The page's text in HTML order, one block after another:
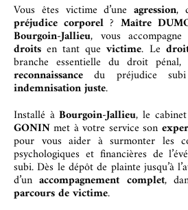
Vous êtes victime d’une agression,
préjudice corporel ? Maître
Bourgoin-Jallieu, vous
droits en tant quevictime. Le
branche essentielle du droit
reconnaissance du préjudice
indemnisation juste.
Installé àBourgoin-Jallieu, le
GONINmet à votre service son
pour vous aider à surmonter les
psychologiques et financières de
subi. Dès le dépôt de plainte jusqu’à
d’unaccompagnement complet,
parcours de victime.